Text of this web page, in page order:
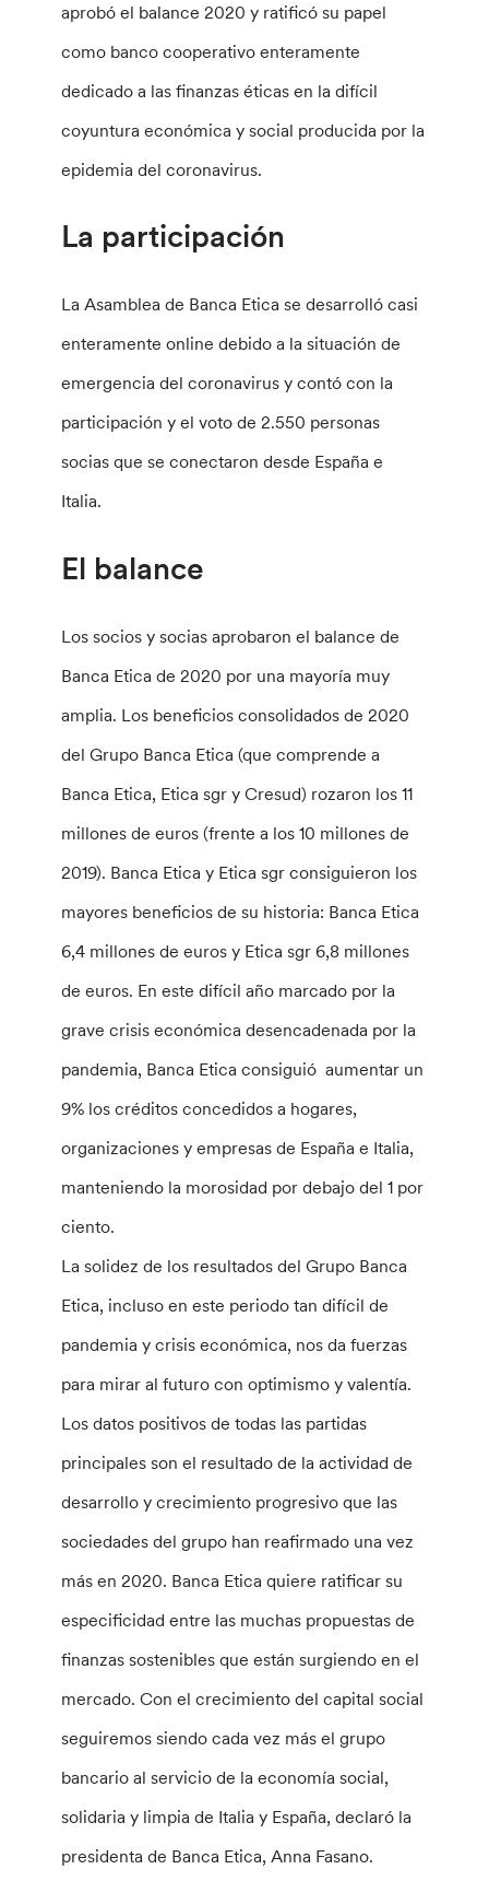
aprobó el balance 2020 y ratificó su papel
como banco cooperativo enteramente
dedicado a las finanzas éticas en la difícil
coyuntura económica y social producida por la
epidemia del coronavirus.
La participación
La Asamblea de Banca Etica se desarrolló casi
enteramente online debido a la situación de
emergencia del coronavirus y contó con la
participación y el voto de 2.550 personas
socias que se conectaron desde España e
Italia.
El balance
Los socios y socias aprobaron el balance de
Banca Etica de 2020 por una mayoría muy
amplia. Los beneficios consolidados de 2020
del Grupo Banca Etica (que comprende a
Banca Etica, Etica sgr y Cresud) rozaron los 11
millones de euros (frente a los 10 millones de
2019). Banca Etica y Etica sgr consiguieron los
mayores beneficios de su historia: Banca Etica
6,4 millones de euros y Etica sgr 6,8 millones
de euros. En este difícil año marcado por la
grave crisis económica desencadenada por la
pandemia, Banca Etica consiguió aumentar un
9% los créditos concedidos a hogares,
organizaciones y empresas de España e Italia,
manteniendo la morosidad por debajo del 1 por
ciento.
La solidez de los resultados del Grupo Banca
Etica, incluso en este periodo tan difícil de
pandemia y crisis económica, nos da fuerzas
para mirar al futuro con optimismo y valentía.
Los datos positivos de todas las partidas
principales son el resultado de la actividad de
desarrollo y crecimiento progresivo que las
sociedades del grupo han reafirmado una vez
más en 2020. Banca Etica quiere ratificar su
especificidad entre las muchas propuestas de
finanzas sostenibles que están surgiendo en el
mercado. Con el crecimiento del capital social
seguiremos siendo cada vez más el grupo
bancario al servicio de la economía social,
solidaria y limpia de Italia y España, declaró la
presidenta de Banca Etica, Anna Fasano.